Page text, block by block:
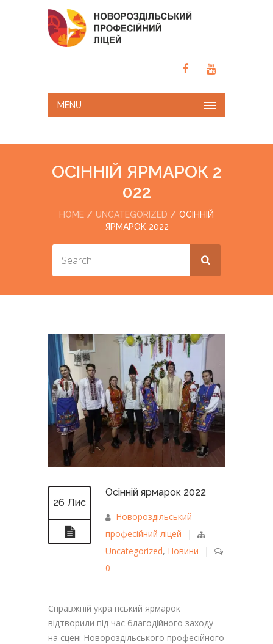
MENU
ОСІННІЙ ЯРМАРОК 2
022
HOME UNCATEGORIZED
ОСІННІЙ
ЯРМАРОК 2022
26 Лис
Осінній ярмарок 2022
Новороздільський
професійний ліцей
|
Uncategorized, Новини
|
0
Справжній український ярмарок
відтворили під час благодійного заходу
на сцені Новороздільського професійного